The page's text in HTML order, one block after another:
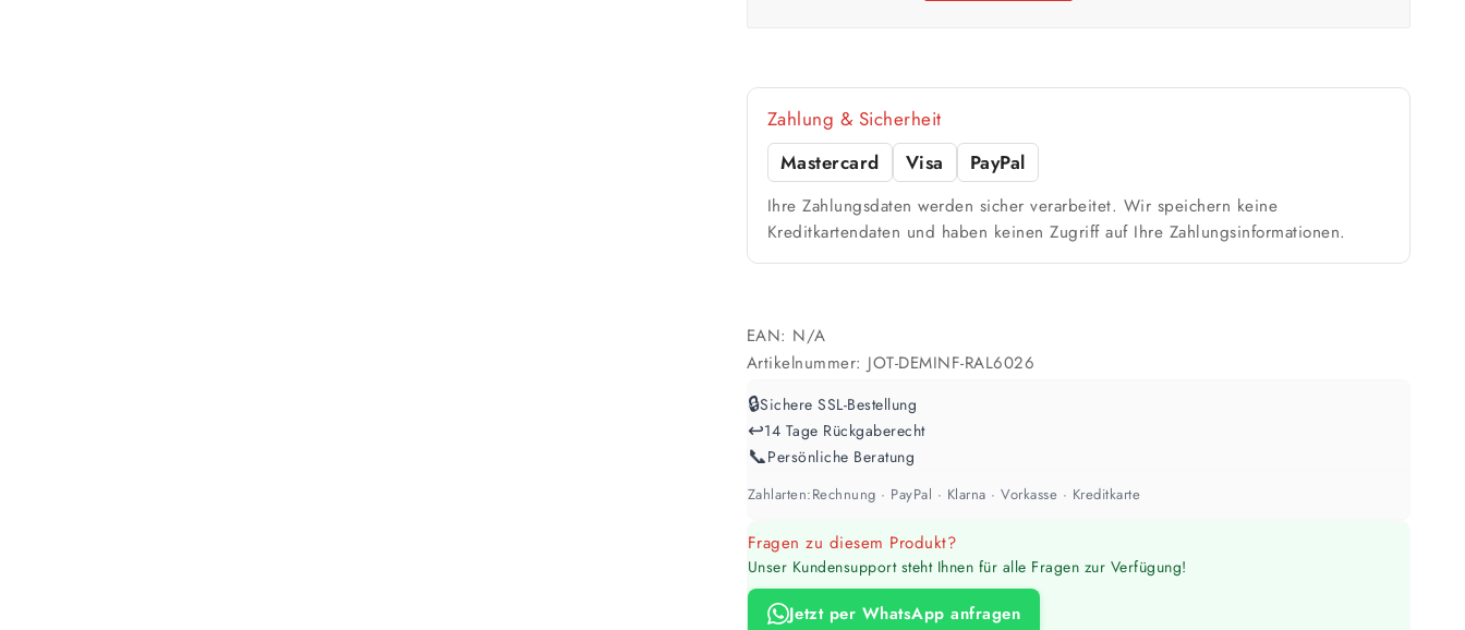
Farbig / dunkel
2 Anstriche empfohlen
Werte sind Richtwerte und können je nach Untergrund und Werkzeug abweichen. Für 10 % Reserve wird automatisch
aufgerundet.
Zahlung & Sicherheit
Mastercard
Visa PayPal
Ihre Zahlungsdaten werden sicher verarbeitet. Wir speichern keine
Kreditkartendaten und haben keinen Zugriff auf Ihre Zahlungsinformationen.
EAN: N/A
Artikelnummer: JOT-DEMINF-RAL6026
🔒Sichere SSL-Bestellung
↩️14 Tage Rückgaberecht
📞Persönliche Beratung
Zahlarten:Rechnung · PayPal · Klarna · Vorkasse · Kreditkarte
Fragen zu diesem Produkt?
Unser Kundensupport steht Ihnen für alle Fragen zur Verfügung!
Jetzt per WhatsApp anfragen